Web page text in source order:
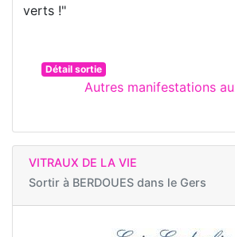
verts !"
Détail sortie
Autres manifestations
VITRAUX DE LA VIE
Sortir à BERDOUES dans le Gers